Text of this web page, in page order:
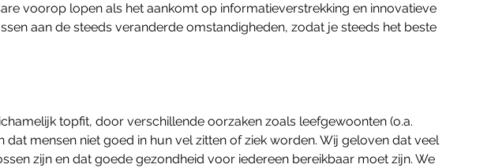
voorop lopen als het aankomt op informatieverstrekking en innovatieve
aan de steeds veranderde omstandigheden, zodat je steeds het beste
topfit, door verschillende oorzaken zoals leefgewoonten (o.a.
mensen niet goed in hun vel zitten of ziek worden. Wij geloven dat veel
zijn en dat goede gezondheid voor iedereen bereikbaar moet zijn. We